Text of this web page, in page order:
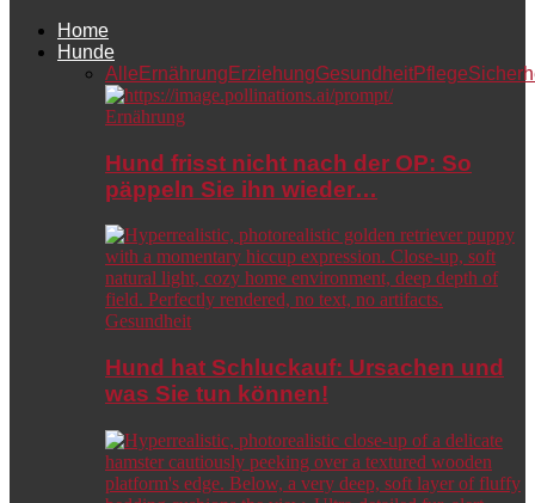
Home
Hunde
Alle Ernährung ErziehungGesundheitPflege
Ernährung
Hund frisst nicht nach der OP: So
päppeln Sie ihn wieder…
Gesundheit
Hund hat Schluckauf: Ursachen und
was Sie tun können!